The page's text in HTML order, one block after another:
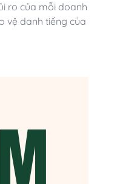
ro của mỗi doanh
vệ danh tiếng của